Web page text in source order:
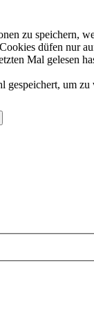
zu speichern,
düfen nur
Mal gelesen
um